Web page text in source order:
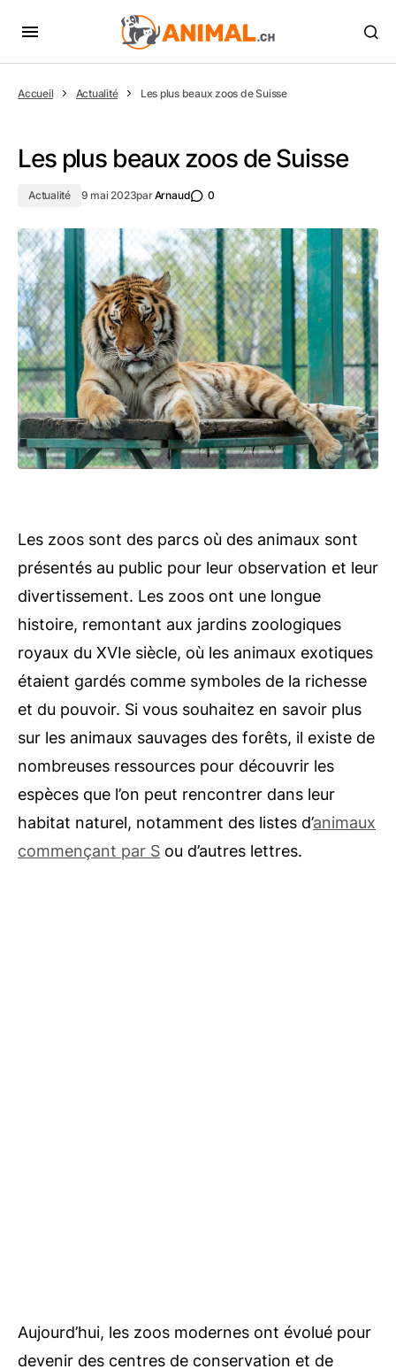
Accueil Actualité Les plus beaux zoos de Suisse
Les plus beaux zoos de Suisse
Actualité 9 mai 2023parArnaud 0
Les zoos sont des parcs où des animaux sont
présentés au public pour leur observation et leur
divertissement. Les zoos ont une longue
histoire, remontant aux jardins zoologiques
royaux du XVIe siècle, où les animaux exotiques
étaient gardés comme symboles de la richesse
et du pouvoir. Si vous souhaitez en savoir plus
sur les animaux sauvages des forêts, il existe de
nombreuses ressources pour découvrir les
espèces que l’on peut rencontrer dans leur
habitat naturel, notamment des listes d’animaux
commençant par S ou d’autres lettres.
Aujourd’hui, les zoos modernes ont évolué pour
devenir des centres de conservation et de